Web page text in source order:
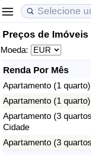
Preços de
Moeda:
Renda Por Mês
Apartamento (1
Apartamento (1
Apartamento (3
Cidade
Apartamento (3
Custo de Vida
Indicador de Custo
Indicador de Custo
Indicador de Custo
em Aqaba
Preços de Imóveis
Indicador de Preços
Indicador de Preços
Indicador de Preços
Qualidade de Vida
Indicador de
Indicador de
Índice de qualidade
Crime